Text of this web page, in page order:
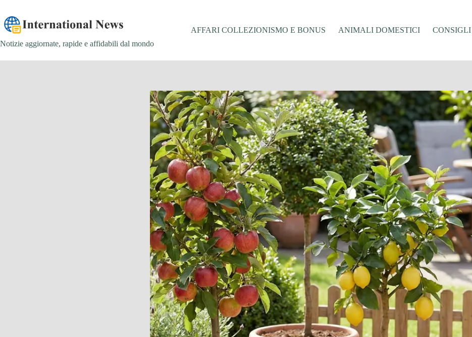
contenuto
Notizie aggiornate, rapide e affidabili dal mondo
AFFARI COLLEZIONISMO E BONUS ANIMALI DOMESTICI